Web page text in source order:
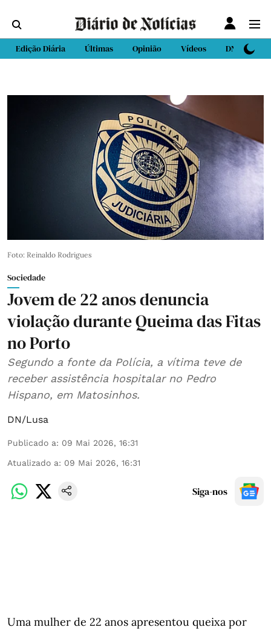
Edição Diária Últimas Opinião Vídeos DN Sport
Foto: Reinaldo Rodrigues
Sociedade
Jovem de 22 anos denuncia
violação durante Queima das Fitas
no Porto
Segundo a fonte da Polícia, a vítima teve de
receber assistência hospitalar no Pedro
Hispano, em Matosinhos.
DN/Lusa
Publicado a: 09 Mai 2026, 16:31
Atualizado a: 09 Mai 2026, 16:31
Siga-nos
Uma mulher de 22 anos apresentou queixa por